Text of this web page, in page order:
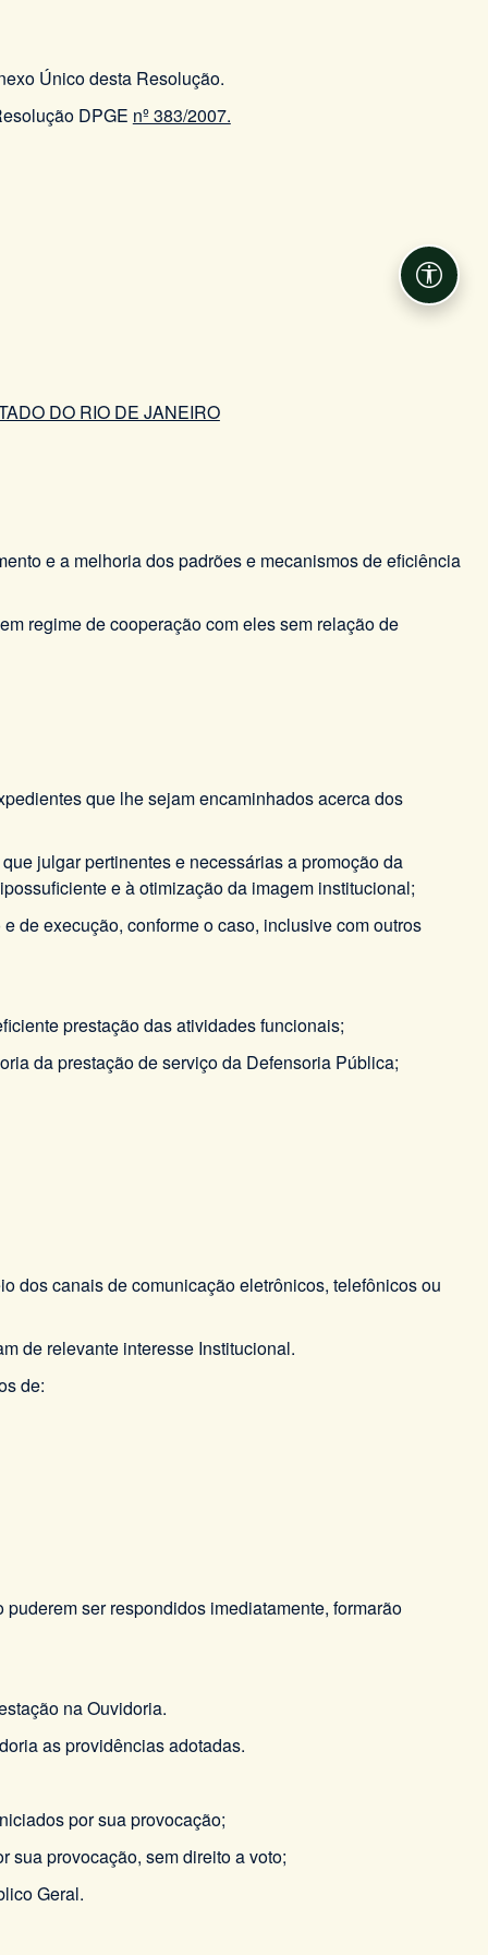
Único desta Resolução.
DPGE nº 383/2007.
DO RIO DE JANEIRO
e a melhoria dos padrões e mecanismos de eficiência
regime de cooperação com eles sem relação de
que lhe sejam encaminhados acerca dos
julgar pertinentes e necessárias a promoção da
e à otimização da imagem institucional;
de execução, conforme o caso, inclusive com outros
prestação das atividades funcionais;
da prestação de serviço da Defensoria Pública;
dos canais de comunicação eletrônicos, telefônicos ou
de relevante interesse Institucional.
de:
ser respondidos imediatamente, formarão
na Ouvidoria.
as providências adotadas.
por sua provocação;
sua provocação, sem direito a voto;
Geral.